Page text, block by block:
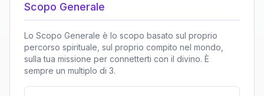
Scopo Generale
Lo Scopo Generale è lo scopo basato sul proprio
percorso spirituale, sul proprio compito nel mondo,
sulla tua missione per connetterti con il divino. È
sempre un multiplo di 3.